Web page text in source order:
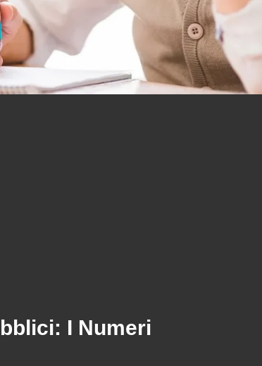
I Numeri